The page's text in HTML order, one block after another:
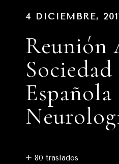
4 DICIEMBRE,
Reunión
Sociedad
Española
+ 80 traslados
Navegación
entradas